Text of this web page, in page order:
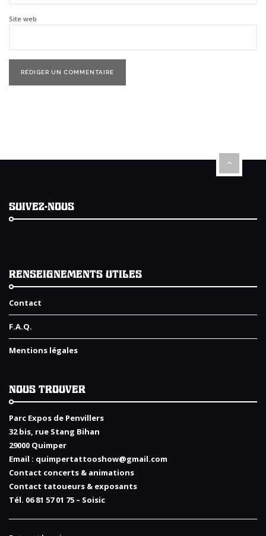
Site web
SUIVEZ-NOUS
RENSEIGNEMENTS UTILES
Contact
F.A.Q.
Mentions légales
NOUS TROUVER
Parc Expos de Penvillers
32 bis, rue Stang Bihan
29000 Quimper
Email : quimpertattooshow@gmail.com
Contact concerts & animations
Contact tatoueurs & exposants
Tél. 06 81 57 01 75 – Soisic